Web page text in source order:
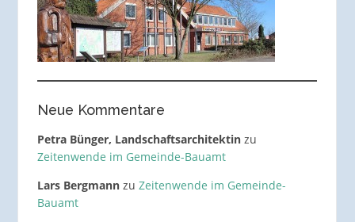
Neue Kommentare
Petra Bünger, Landschaftsarchitektinzu
Zeitenwende im Gemeinde-Bauamt
Lars Bergmannzu Zeitenwende im Gemeinde-
Bauamt